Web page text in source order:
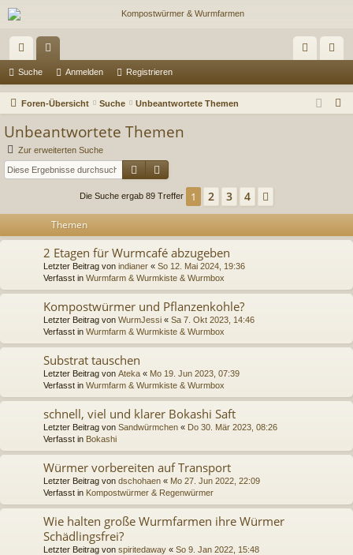
ch
ne
riff
en m ist
Suche Anmelden Registrieren
Foren-Übersicht Suche Unbeantwortete Themen
Unbeantwortete Themen
Zur erweiterten Suche
Suche
Die Suche ergab 89 Treffer 1 2 3 4
Themen
2 Etagen für Wurmcafé abzugeben
Letzter Beitrag von indianer « So 12. Mai 2024, 19:36
Verfasst in Wurmfarm & Wurmkiste & Wurmbox
Kompostwürmer und Pflanzenkohle?
Letzter Beitrag von WurmJessi « Sa 7. Okt 2023, 14:46
Verfasst in Wurmfarm & Wurmkiste & Wurmbox
Substrat tauschen
Letzter Beitrag von Ateka « Mo 19. Jun 2023, 07:39
Verfasst in Wurmfarm & Wurmkiste & Wurmbox
schnell, viel und klarer Bokashi Saft
Letzter Beitrag von Sandwürmchen « Do 30. Mär 2023, 08:26
Verfasst in Bokashi
Würmer vorbereiten auf Transport
Letzter Beitrag von dschohaen « Mo 27. Jun 2022, 22:09
Verfasst in Kompostwürmer & Regenwürmer
Wie halten große Wurmfarmen ihre Würmer
Schädlingsfrei?
Letzter Beitrag von spiritedaway « So 9. Jan 2022, 15:48